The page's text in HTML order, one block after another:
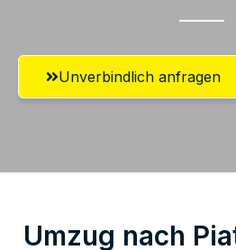
Unverbindlich anfragen
Umzug nach